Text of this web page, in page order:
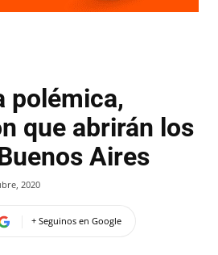
polémica,
que abrirán los
Aires
2020
+ Seguinos en Google